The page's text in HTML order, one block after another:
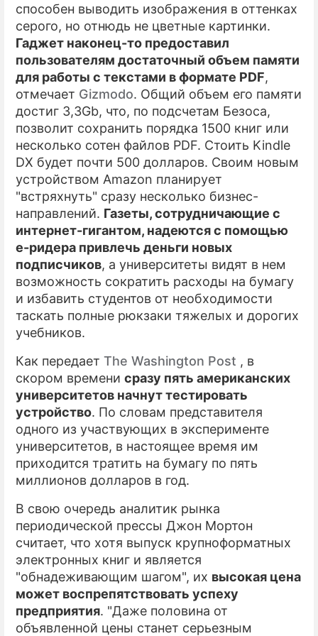
способен выводить изображения в оттенках
серого, но отнюдь не цветные картинки.
Гаджет наконец-то предоставил
пользователям достаточный объем памяти
для работы с текстами в формате PDF,
отмечает Gizmodo. Общий объем его памяти
достиг 3,3Gb, что, по подсчетам Безоса,
позволит сохранить порядка 1500 книг или
несколько сотен файлов PDF. Стоить Kindle
DX будет почти 500 долларов. Своим новым
устройством Amazon планирует
"встряхнуть" сразу несколько бизнес-
направлений. Газеты, сотрудничающие с
интернет-гигантом, надеются с помощью
е-ридера привлечь деньги новых
подписчиков, а университеты видят в нем
возможность сократить расходы на бумагу
и избавить студентов от необходимости
таскать полные рюкзаки тяжелых и дорогих
учебников.
Как передает The Washington Post , в
скором времени сразу пять американских
университетов начнут тестировать
устройство. По словам представителя
одного из участвующих в эксперименте
университетов, в настоящее время им
приходится тратить на бумагу по пять
миллионов долларов в год.
В свою очередь аналитик рынка
периодической прессы Джон Мортон
считает, что хотя выпуск крупноформатных
электронных книг и является
"обнадеживающим шагом", их высокая цена
может воспрепятствовать успеху
предприятия. "Даже половина от
объявленной цены станет серьезным